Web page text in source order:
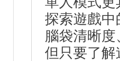
探索遊戲中
腦袋清晰
但只要了